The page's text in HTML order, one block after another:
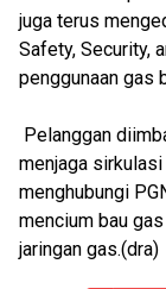
juga terus
Safety, Security,
penggunaan gas
Pelanggan
menjaga
menghubungi
mencium bau
jaringan gas.(dra)